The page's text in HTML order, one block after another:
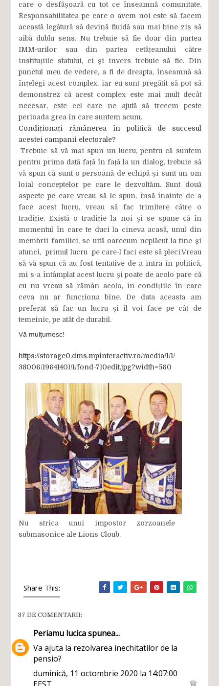
care o desfășoară cu tot ce înseamnă comunitate.
Responsabilitatea pe care o avem noi este să facem
această legătură să devină fluidă sau mai bine zis să
aibă dublu sens. Nu trebuie să fie doar din partea
IMM-urilor sau din partea cetățeanului către
instituțiile statului, ci și invers trebuie să fie. Din
punctul meu de vedere, a fi de dreapta, înseamnă să
înțelegi acest complex, iar eu sunt pregătit să pot să
demonstrez că acest complex este mai mult decât
necesar, este cel care ne ajută să trecem peste
perioada grea în care suntem acum.
Condiționați rămânerea în politică de succesul
acestei campanii electorale?
-Trebuie să vă mai spun un lucru, pentru că suntem
pentru prima dată față în față la un dialog, trebuie să
vă spun că sunt o persoană de echipă și sunt un om
loial conceptelor pe care le dezvoltăm. Sunt două
aspecte pe care vreau să le spun, însă înainte de a
face acest lucru, vreau să fac trimitere către o
tradiție. Există o tradiție la noi și se spune că în
momentul în care te duci la cineva acasă, unul din
membrii familiei, se uită oarecum neplăcut la tine și
atunci, primul lucru pe care-l faci este să pleci.Vreau
să vă spun că au fost tentative de a intra în politică,
mi s-a întâmplat acest lucru și poate de acolo pare că
eu nu vreau să rămân acolo, în condițiile în care
ceva nu ar funcționa bine. De data aceasta am
preferat să fac un lucru și îl voi face pe cât de
temeinic, pe atât de durabil.
Vă mulțumesc!
https://storage0.dms.mpinteractiv.ro/media/1/1/
38006/19641401/1/fond-710edit.jpg?width=560
Nu strica unui impostor zorzoanele
submasonice ale Lions Cloub.
Share This:
37 DE COMENTARII:
Periamu lucicaspunea...
Va ajuta la rezolvarea inechitatilor de la
pensio?
duminică, 11 octombrie 2020 la 14:07:00